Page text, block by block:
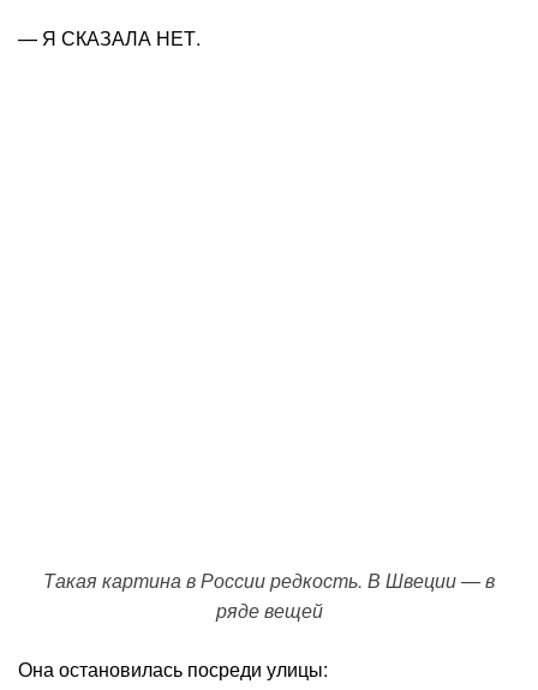
— Я СКАЗАЛА НЕТ.
Такая картина в России редкость. В Швеции — в
ряде вещей
Она остановилась посреди улицы: